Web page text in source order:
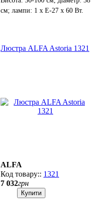
см; лампи: 1 х Е-27 х 60 Вт.
Люстра ALFA Astoria 1321
ALFA
1321
7 032грн
Купити